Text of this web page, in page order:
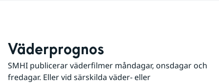
Väderprognos
SMHI publicerar väderfilmer måndagar, onsdagar och
fredagar. Eller vid särskilda väder- eller